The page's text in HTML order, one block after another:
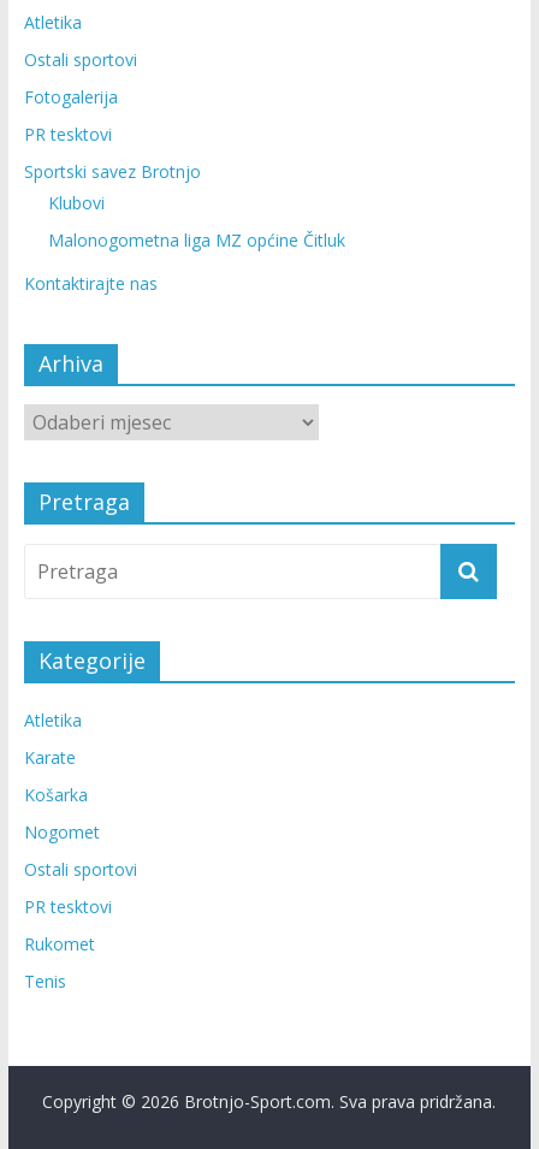
Atletika
Ostali sportovi
Fotogalerija
PR tesktovi
Sportski savez Brotnjo
Klubovi
Malonogometna liga MZ općine Čitluk
Kontaktirajte nas
Arhiva
Pretraga
Kategorije
Atletika
Karate
Košarka
Nogomet
Ostali sportovi
PR tesktovi
Rukomet
Tenis
Copyright © 2026 Brotnjo-Sport.com. Sva prava pridržana.